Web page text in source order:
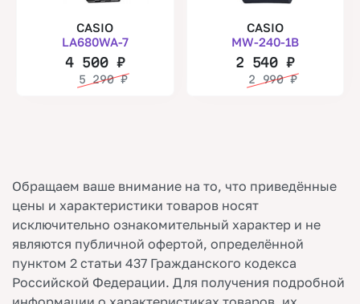
CASIO
LA680WA-7
4 500 ₽
5 290₽
CASIO
MW-240-1B
2 540₽
2 990₽
Обращаем ваше внимание на то, что приведённые
цены и характеристики товаров носят
исключительно ознакомительный характер и не
являются публичной офертой, определённой
пунктом 2 статьи 437 Гражданского кодекса
Российской Федерации. Для получения подробной